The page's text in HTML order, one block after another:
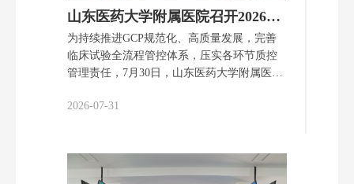
归属感与集体凝聚力。 今后，医院将持续
开展形式多样的文体……
山东医药大学附属医院召开2026年度临床试验项目进展暨质控反馈会议
为持续推进GCP规范化、高质量发展，完善
临床试验全流程管控体系，压实各环节质控
管理责任，7月30日，山东医药大学附属医院
会议。医院院长、国家药物临床试验机构主
会。 王玉玖对全院临床试验质量管理工作提
出明确要求，他强调临床试验工作利国、利
2026-07-31